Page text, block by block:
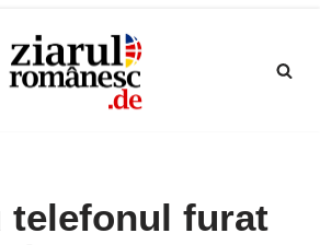
telefonul furat